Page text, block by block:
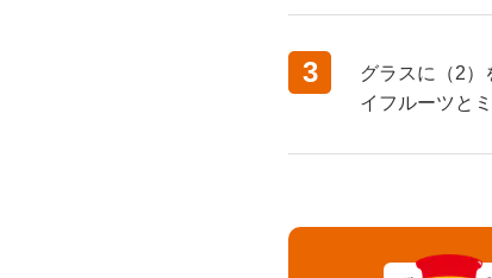
3
グラスに（2）
イフルーツと